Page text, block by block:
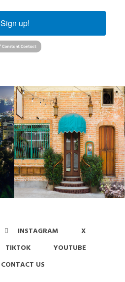
Sign up!
INSTAGRAM
X
TIKTOK
YOUTUBE
CONTACT US